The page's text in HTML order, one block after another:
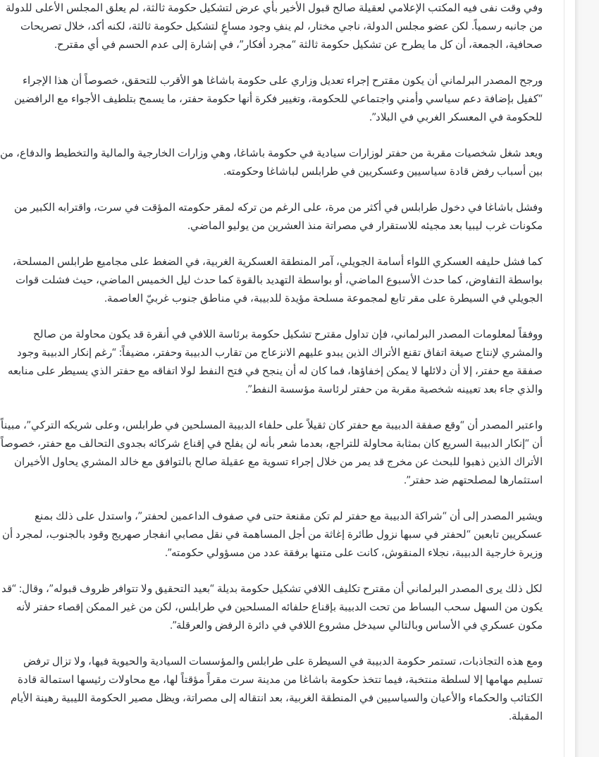
وفي وقت نفى فيه المكتب الإعلامي لعقيلة صالح قبول الأخير بأي عرض لتشكيل حكومة ثالثة، لم يعلق المجلس الأعلى للدولة
من جانبه رسمياً. لكن عضو مجلس الدولة، ناجي مختار، لم ينفِ وجود مساعٍ لتشكيل حكومة ثالثة، لكنه أكد، خلال تصريحات
صحافية، الجمعة، أن كل ما يطرح عن تشكيل حكومة ثالثة “مجرد أفكار”، في إشارة إلى عدم الحسم في أي مقترح.
ورجح المصدر البرلماني أن يكون مقترح إجراء تعديل وزاري على حكومة باشاغا هو الأقرب للتحقق، خصوصاً أن هذا الإجراء
“كفيل بإضافة دعم سياسي وأمني واجتماعي للحكومة، وتغيير فكرة أنها حكومة حفتر، ما يسمح بتلطيف الأجواء مع الرافضين
للحكومة في المعسكر الغربي في البلاد”.
ويعد شغل شخصيات مقربة من حفتر لوزارات سيادية في حكومة باشاغا، وهي وزارات الخارجية والمالية والتخطيط والدفاع، من
بين أسباب رفض قادة سياسيين وعسكريين في طرابلس لباشاغا وحكومته.
وفشل باشاغا في دخول طرابلس في أكثر من مرة، على الرغم من تركه لمقر حكومته المؤقت في سرت، واقترابه الكبير من
مكونات غرب ليبيا بعد مجيئه للاستقرار في مصراتة منذ العشرين من يوليو الماضي.
كما فشل حليفه العسكري اللواء أسامة الجويلي، آمر المنطقة العسكرية الغربية، في الضغط على مجاميع طرابلس المسلحة،
بواسطة التفاوض، كما حدث الأسبوع الماضي، أو بواسطة التهديد بالقوة كما حدث ليل الخميس الماضي، حيث فشلت قوات
الجويلي في السيطرة على مقر تابع لمجموعة مسلحة مؤيدة للدبيبة، في مناطق جنوب غربيّ العاصمة.
ووفقاً لمعلومات المصدر البرلماني، فإن تداول مقترح تشكيل حكومة برئاسة اللافي في أنقرة قد يكون محاولة من صالح
والمشري لإنتاج صيغة اتفاق تقنع الأتراك الذين يبدو عليهم الانزعاج من تقارب الدبيبة وحفتر، مضيفاً: “رغم إنكار الدبيبة وجود
صفقة مع حفتر، إلا أن دلائلها لا يمكن إخفاؤها، فما كان له أن ينجح في فتح النفط لولا اتفاقه مع حفتر الذي يسيطر على منابعه
والذي جاء بعد تعيينه شخصية مقربة من حفتر لرئاسة مؤسسة النفط”.
واعتبر المصدر أن “وقع صفقة الدبيبة مع حفتر كان ثقيلاً على حلفاء الدبيبة المسلحين في طرابلس، وعلى شريكه التركي”، مبيناً
أن “إنكار الدبيبة السريع كان بمثابة محاولة للتراجع، بعدما شعر بأنه لن يفلح في إقناع شركائه بجدوى التحالف مع حفتر، خصوصاً
الأتراك الذين ذهبوا للبحث عن مخرج قد يمر من خلال إجراء تسوية مع عقيلة صالح بالتوافق مع خالد المشري يحاول الأخيران
استثمارها لمصلحتهم ضد حفتر”.
ويشير المصدر إلى أن “شراكة الدبيبة مع حفتر لم تكن مقنعة حتى في صفوف الداعمين لحفتر”، واستدل على ذلك بمنع
عسكريين تابعين “لحفتر في سبها نزول طائرة إغاثة من أجل المساهمة في نقل مصابي انفجار صهريج وقود بالجنوب، لمجرد أن
وزيرة خارجية الدبيبة، نجلاء المنقوش، كانت على متنها برفقة عدد من مسؤولي حكومته”.
لكل ذلك يرى المصدر البرلماني أن مقترح تكليف اللافي تشكيل حكومة بديلة “بعيد التحقيق ولا تتوافر ظروف قبوله”، وقال: “قد
يكون من السهل سحب البساط من تحت الدبيبة بإقناع حلفائه المسلحين في طرابلس، لكن من غير الممكن إقصاء حفتر لأنه
مكون عسكري في الأساس وبالتالي سيدخل مشروع اللافي في دائرة الرفض والعرقلة”.
ومع هذه التجاذبات، تستمر حكومة الدبيبة في السيطرة على طرابلس والمؤسسات السيادية والحيوية فيها، ولا تزال ترفض
تسليم مهامها إلا لسلطة منتخبة، فيما تتخذ حكومة باشاغا من مدينة سرت مقراً مؤقتاً لها، مع محاولات رئيسها استمالة قادة
الكتائب والحكماء والأعيان والسياسيين في المنطقة الغربية، بعد انتقاله إلى مصراتة، ويظل مصير الحكومة الليبية رهينة الأيام
المقبلة.